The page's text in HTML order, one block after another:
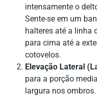
intensamente o
Sente-se em um
halteres até a linha
para cima até a
cotovelos.
Elevação Lateral
para a porção
largura nos